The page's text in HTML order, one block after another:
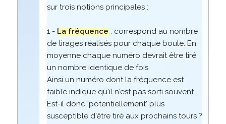
sur trois notions principales :
1 - La fréquence : correspond au nombre
de tirages réalisés pour chaque boule. En
moyenne chaque numéro devrait être tiré
un nombre identique de fois.
Ainsi un numéro dont la fréquence est
faible indique qu'il n'est pas sorti souvent...
Est-il donc 'potentiellement' plus
susceptible d'être tiré aux prochains tours ?